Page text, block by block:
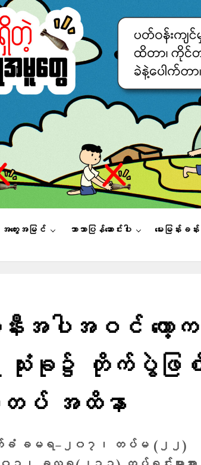
အတွေးအမြင် ဘာသာပြန်ဆောင်းပါး မေးမြန်းခန်း
းအပါအဝင် ကော့က
သုံးခု၌ တိုက်ပွဲဖြစ်
တပ် အထိနာ
ခံ ခမရ−၂၀၇၊ တပ်မ (၂၂)